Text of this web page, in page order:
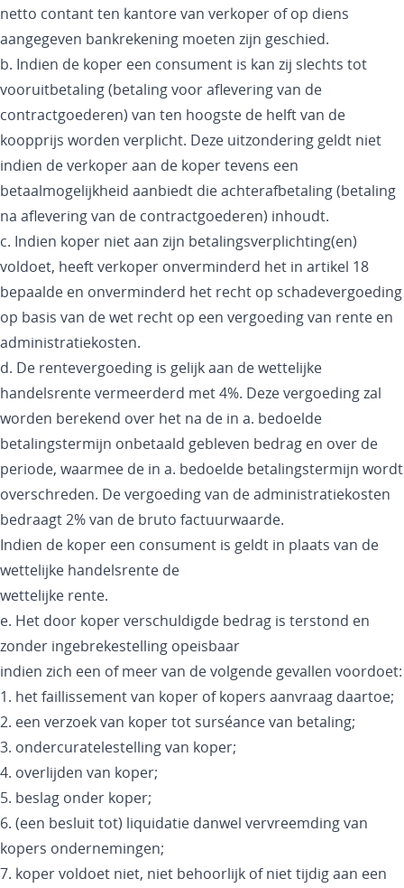
netto contant ten kantore van verkoper of op diens
aangegeven bankrekening moeten zijn geschied.
b. Indien de koper een consument is kan zij slechts tot
vooruitbetaling (betaling voor aflevering van de
contractgoederen) van ten hoogste de helft van de
koopprijs worden verplicht. Deze uitzondering geldt niet
indien de verkoper aan de koper tevens een
betaalmogelijkheid aanbiedt die achterafbetaling (betaling
na aflevering van de contractgoederen) inhoudt.
c. Indien koper niet aan zijn betalingsverplichting(en)
voldoet, heeft verkoper onverminderd het in artikel 18
bepaalde en onverminderd het recht op schadevergoeding
op basis van de wet recht op een vergoeding van rente en
administratiekosten.
d. De rentevergoeding is gelijk aan de wettelijke
handelsrente vermeerderd met 4%. Deze vergoeding zal
worden berekend over het na de in a. bedoelde
betalingstermijn onbetaald gebleven bedrag en over de
periode, waarmee de in a. bedoelde betalingstermijn wordt
overschreden. De vergoeding van de administratiekosten
bedraagt 2% van de bruto factuurwaarde.
Indien de koper een consument is geldt in plaats van de
wettelijke handelsrente de
wettelijke rente.
e. Het door koper verschuldigde bedrag is terstond en
zonder ingebrekestelling opeisbaar
indien zich een of meer van de volgende gevallen voordoet:
1. het faillissement van koper of kopers aanvraag daartoe;
2. een verzoek van koper tot surséance van betaling;
3. ondercuratelestelling van koper;
4. overlijden van koper;
5. beslag onder koper;
6. (een besluit tot) liquidatie danwel vervreemding van
kopers ondernemingen;
7. koper voldoet niet, niet behoorlijk of niet tijdig aan een